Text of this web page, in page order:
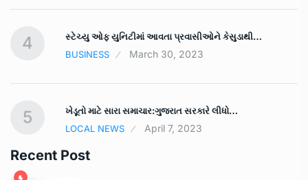
4
સ્ટેચ્યુ ઓફ યુનિટીમાં આવતા પ્રવાસીઓને કેસુડાથી…
BUSINESS
March 30, 2023
5
ખેડૂતો માટે સારા સમાચાર:ગુજરાત સરકારે લીધો…
LOCAL NEWS
April 7, 2023
Recent Post